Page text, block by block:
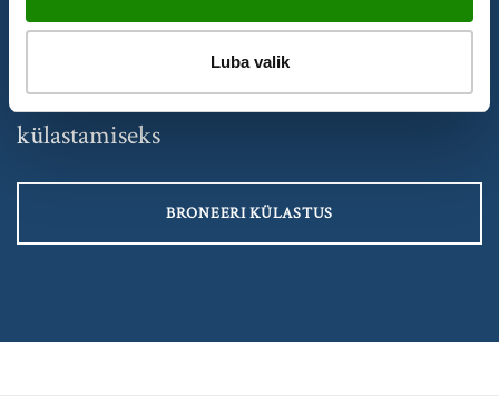
Luba valik
NÄIDISTESAAL
Broneeri aeg Swedoori näidistesaali
külastamiseks
BRONEERI KÜLASTUS